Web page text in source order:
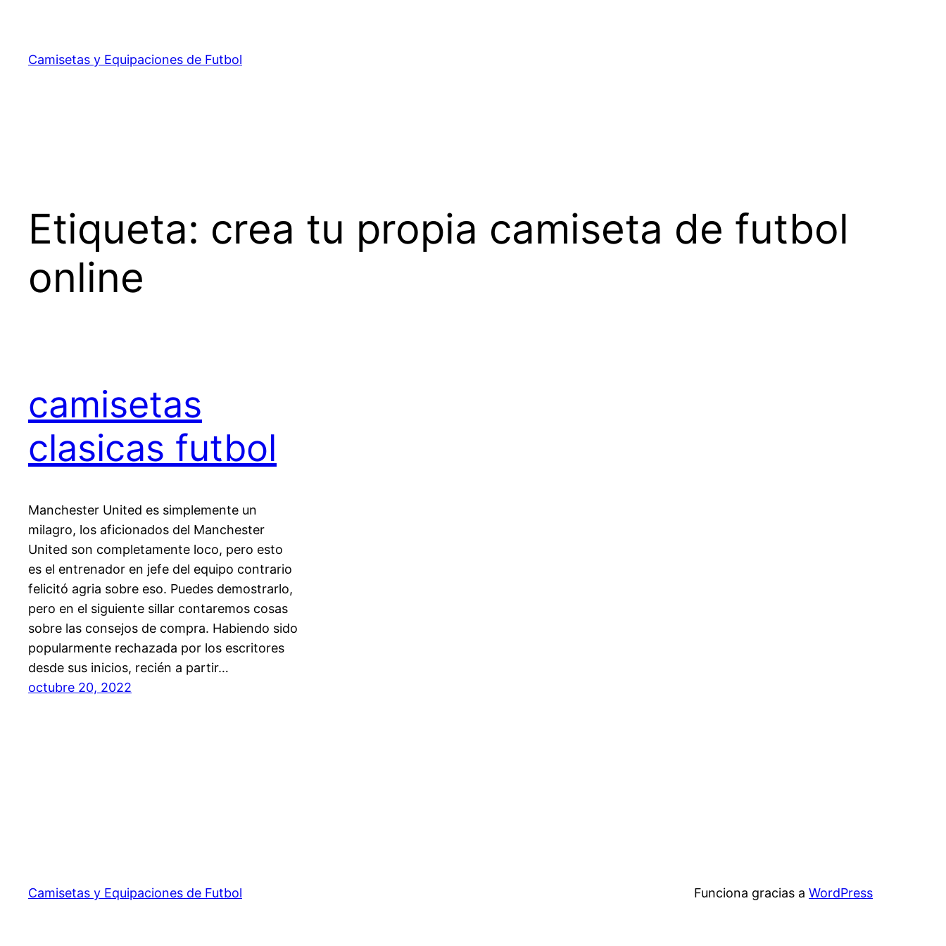
contenido
Camisetas y Equipaciones de Futbol
Etiqueta: crea tu propia camiseta de futbol
online
camisetas
clasicas futbol
Manchester United es simplemente un
milagro, los aficionados del Manchester
United son completamente loco, pero esto
es el entrenador en jefe del equipo contrario
felicitó agria sobre eso. Puedes demostrarlo,
pero en el siguiente sillar contaremos cosas
sobre las consejos de compra. Habiendo sido
popularmente rechazada por los escritores
desde sus inicios, recién a partir…
octubre 20, 2022
Camisetas y Equipaciones de Futbol Funciona gracias a WordPress